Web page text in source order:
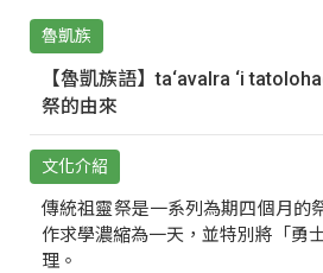
魯凱族
【魯凱族語】ta‘avalra ‘i
祭的由來
文化介紹
傳統祖靈祭是一系列為期四個月的
作求學濃縮為一天，並特別將「勇
理。